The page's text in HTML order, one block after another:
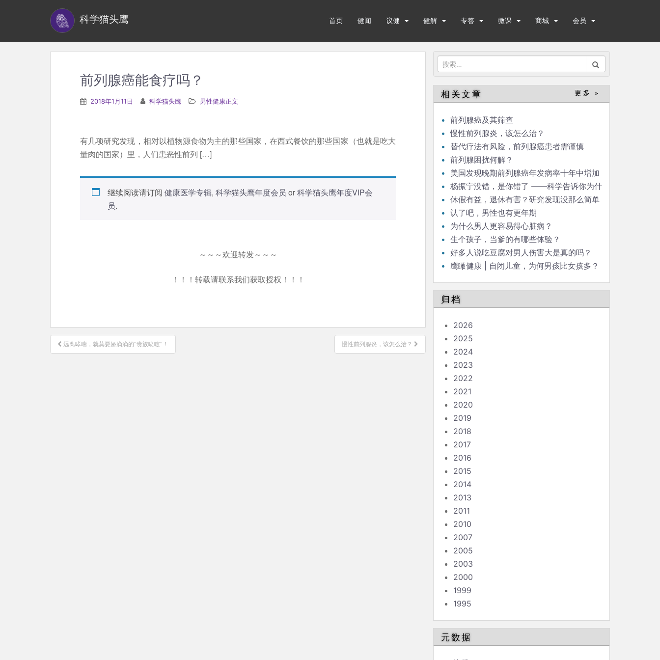
科学猫头鹰 首页 健闻 议健 健解 专答 微课 商城 会员
搜
索：
前列腺癌能食疗吗？
2018年1月11日 科学猫头鹰 男性健康正文
有几项研究发现，相对以植物源食物为主的那些国家，在西式餐饮的那些国家（也就是吃大
量肉的国家）里，人们患恶性前列 […]
继续阅读请订阅 健康医学专辑, 科学猫头鹰年度会员 or科学猫头鹰年度VIP会
员.
～～～欢迎转发～～～
！！！转载请联系我们获取授权！！！
文
章
远离哮喘，就莫要娇滴滴的“贵族喷嚏”！ 慢性前列腺炎，该怎么治？
相关文章 更多 »
前列腺癌及其筛查
慢性前列腺炎，该怎么治？
替代疗法有风险，前列腺癌患者需谨慎
前列腺困扰何解？
美国发现晚期前列腺癌年发病率十年中增加
了72%!
杨振宁没错，是你错了 ——科学告诉你为什
么82岁还要结婚
休假有益，退休有害？研究发现没那么简单
认了吧，男性也有更年期
为什么男人更容易得心脏病？
生个孩子，当爹的有哪些体验？
好多人说吃豆腐对男人伤害大是真的吗？
鹰瞰健康 | 自闭儿童，为何男孩比女孩多？
归档
2026
2025
2024
2023
2022
2021
2020
2019
2018
2017
2016
2015
2014
2013
2011
2010
2007
2005
2003
2000
1999
1995
元数据